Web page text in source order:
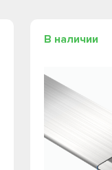
В наличии